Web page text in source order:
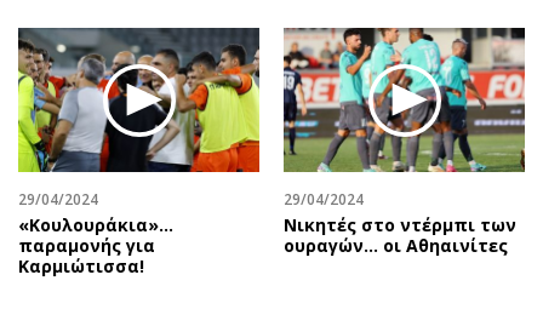
Βιβλίο
Χειρόγραφα
Προσωπικότητες στην ''Κ''
Επιστολές
29/04/2024
«Κουλουράκια»…
παραμονής για
Καρμιώτισσα!
29/04/2024
Νικητές στο ντέρμπι των
ουραγών… οι Αθηαινίτες